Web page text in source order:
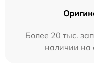
Более 20 тыс.
наличии на